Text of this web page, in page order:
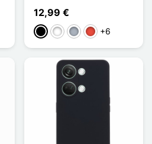
12,99 €
Schwarz
WeißGrauRot +6